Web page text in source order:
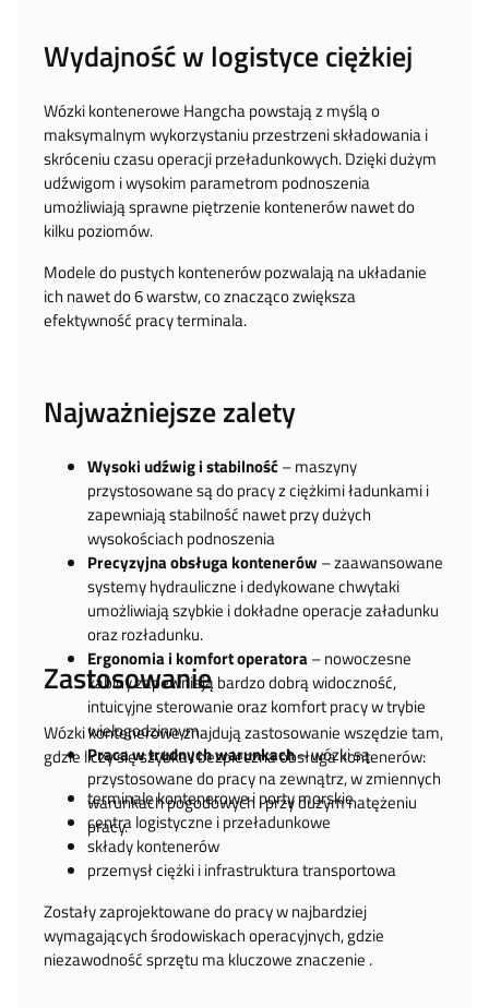
Wydajność w logistyce ciężkiej
Wózki kontenerowe Hangcha powstają z myślą o
maksymalnym wykorzystaniu przestrzeni składowania i
skróceniu czasu operacji przeładunkowych. Dzięki dużym
udźwigom i wysokim parametrom podnoszenia
umożliwiają sprawne piętrzenie kontenerów nawet do
kilku poziomów.
Modele do pustych kontenerów pozwalają na układanie
ich nawet do 6 warstw, co znacząco zwiększa
efektywność pracy terminala.
Najważniejsze zalety
Wysoki udźwig i stabilność– maszyny
przystosowane są do pracy z ciężkimi ładunkami i
zapewniają stabilność nawet przy dużych
wysokościach podnoszenia
Precyzyjna obsługa kontenerów – zaawansowane
systemy hydrauliczne i dedykowane chwytaki
umożliwiają szybkie i dokładne operacje załadunku
oraz rozładunku.
Ergonomia i komfort operatora– nowoczesne
kabiny zapewniają bardzo dobrą widoczność,
intuicyjne sterowanie oraz komfort pracy w trybie
wielogodzinnym.
Praca w trudnych warunkach– wózki są
przystosowane do pracy na zewnątrz, w zmiennych
warunkach pogodowych i przy dużym natężeniu
pracy.
Zastosowanie
Wózki kontenerowe znajdują zastosowanie wszędzie tam,
gdzie liczy się szybka i bezpieczna obsługa kontenerów:
terminale kontenerowe i porty morskie
centra logistyczne i przeładunkowe
składy kontenerów
przemysł ciężki i infrastruktura transportowa
Zostały zaprojektowane do pracy w najbardziej
wymagających środowiskach operacyjnych, gdzie
niezawodność sprzętu ma kluczowe znaczenie .